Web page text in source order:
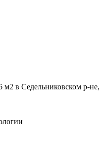
в Седельниковском р-не,